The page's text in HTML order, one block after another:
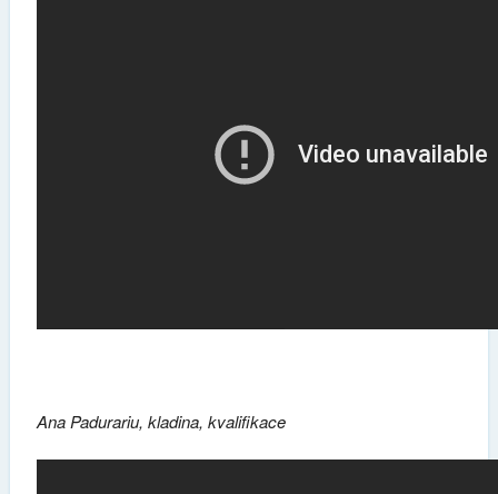
Ana Padurariu, kladina, kvalifikace